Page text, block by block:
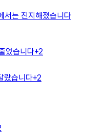
서는 진지해졌습니다
었습니다+2
랐습니다+2